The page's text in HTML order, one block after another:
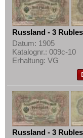
Russland - 3
Datum: 1905
Katalognr.: 009c-10
Erhaltung: VG
Russland - 3